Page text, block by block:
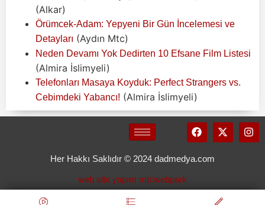
(Alkar)
Örümcek-Adam: Yepyeni Bir Gün İncelemesi ve
Detayları (Aydın Mtc)
Neden Devamı Yok Dedirten 10 Efsane Film Listesi
(Almira İslimyeli)
Telefonları Masaya Koyduk: Perfect Strangers vs.
Cebimdeki Yabancı! (Almira İslimyeli)
Her Hakkı Saklıdır © 2024 dadmedya.com
web site yapım mtcwebpark